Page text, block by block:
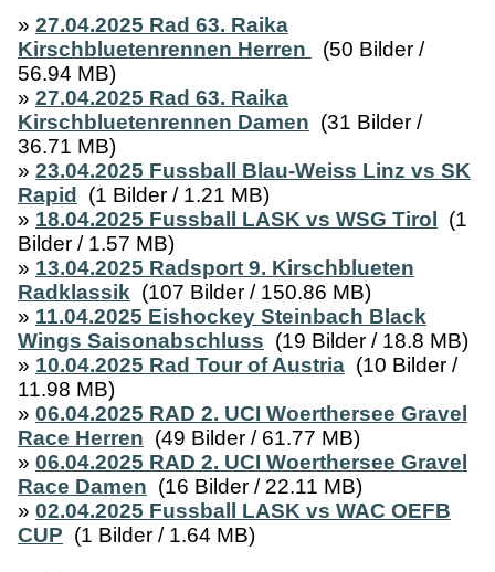
» 27.04.2025 Rad 63. Raika
Kirschbluetenrennen Herren
(50 Bilder /
56.94 MB)
» 27.04.2025 Rad 63. Raika
Kirschbluetenrennen Damen (31 Bilder /
36.71 MB)
» 23.04.2025 Fussball Blau-Weiss Linz vs SK
Rapid (1 Bilder / 1.21 MB)
» 18.04.2025 Fussball LASK vs WSG Tirol (1
Bilder / 1.57 MB)
» 13.04.2025 Radsport 9. Kirschblueten
Radklassik (107 Bilder / 150.86 MB)
» 11.04.2025 Eishockey Steinbach Black
Wings Saisonabschluss (19 Bilder / 18.8 MB)
» 10.04.2025 Rad Tour of Austria (10 Bilder /
11.98 MB)
» 06.04.2025 RAD 2. UCI Woerthersee Gravel
Race Herren (49 Bilder / 61.77 MB)
» 06.04.2025 RAD 2. UCI Woerthersee Gravel
Race Damen (16 Bilder / 22.11 MB)
» 02.04.2025 Fussball LASK vs WAC OEFB
CUP (1 Bilder / 1.64 MB)